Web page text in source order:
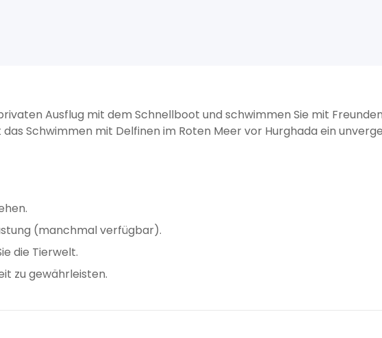
Ausflug mit dem Schnellboot und schwimmen Sie mit
Schwimmen mit Delfinen im Roten Meer vor Hurghada ein
(manchmal verfügbar).
die Tierwelt.
zu gewährleisten.